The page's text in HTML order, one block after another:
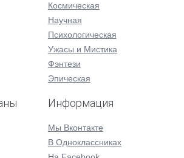
Космическая
Научная
Психологическая
Ужасы и Мистика
Фэнтези
Эпическая
Информация
Мы Вконтакте
В Одноклассниках